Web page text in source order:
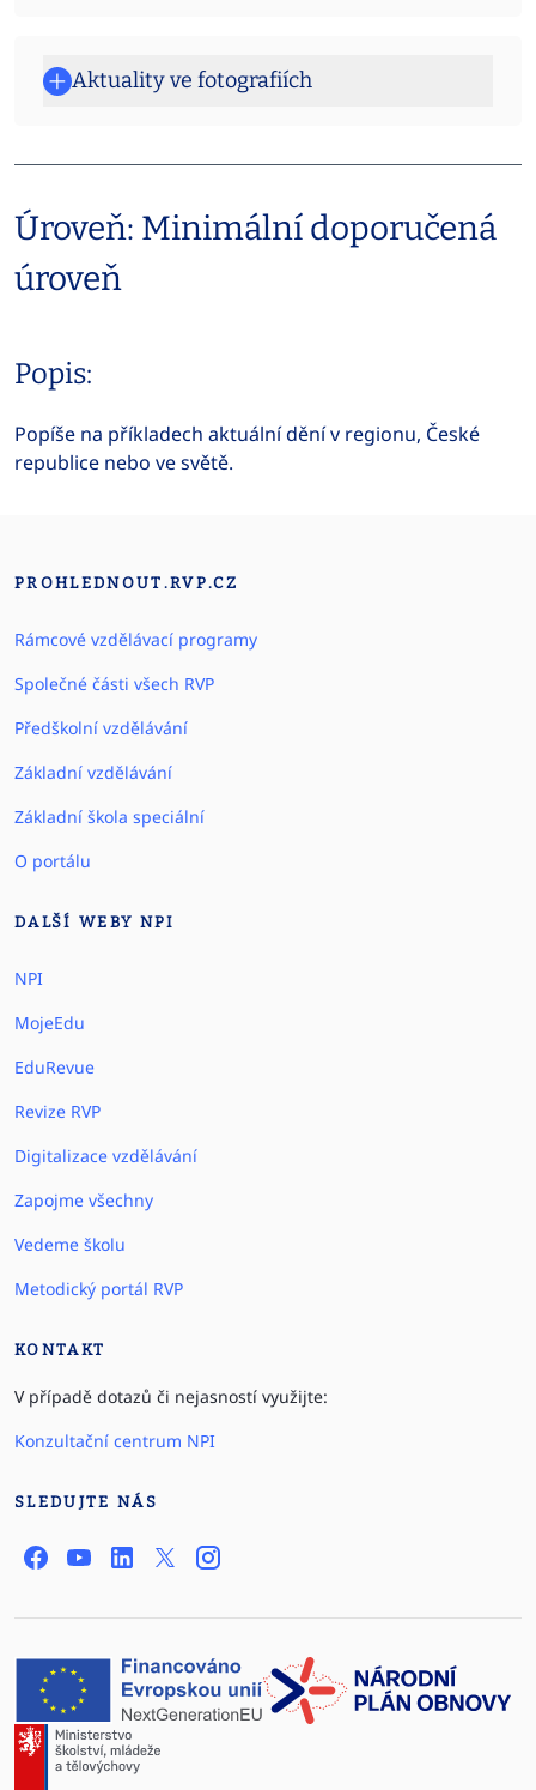
Aktuality ve fotografiích
Úroveň: Minimální doporučená
úroveň
Popis:
Popíše na příkladech aktuální dění v regionu, České
republice nebo ve světě.
PROHLEDNOUT.RVP.CZ
Rámcové vzdělávací programy
Společné části všech RVP
Předškolní vzdělávání
Základní vzdělávání
Základní škola speciální
O portálu
DALŠÍ WEBY NPI
NPI
MojeEdu
EduRevue
Revize RVP
Digitalizace vzdělávání
Zapojme všechny
Vedeme školu
Metodický portál RVP
KONTAKT
V případě dotazů či nejasností využijte:
Konzultační centrum NPI
SLEDUJTE NÁS